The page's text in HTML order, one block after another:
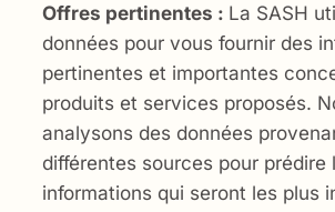
Offres pertinentes : La SASH
données pour vous fournir des
pertinentes et importantes
produits et services proposés.
analysons des données
différentes sources pour prédire
informations qui seront les plus